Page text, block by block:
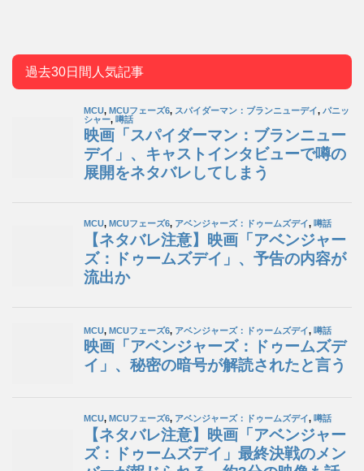
過去30日間人気記事